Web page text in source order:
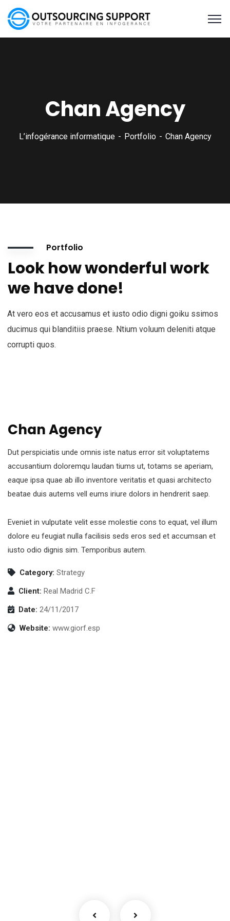
Chan Agency
L’infogérance informatique Portfolio Chan Agency
Portfolio
Look how wonderful work
we have done!
At vero eos et accusamus et iusto odio digni goiku ssimos
ducimus qui blanditiis praese. Ntium voluum deleniti atque
corrupti quos.
Chan Agency
Dut perspiciatis unde omnis iste natus error sit voluptatems
accusantium doloremqu laudan tiums ut, totams se aperiam,
eaque ipsa quae ab illo inventore veritatis et quasi architecto
beatae duis autems vell eums iriure dolors in hendrerit saep.
Eveniet in vulputate velit esse molestie cons to equat, vel illum
dolore eu feugiat nulla facilisis seds eros sed et accumsan et
iusto odio dignis sim. Temporibus autem.
Category: Strategy
Client: Real Madrid C.F
Date: 24/11/2017
Website: www.giorf.esp
Finance Strategy